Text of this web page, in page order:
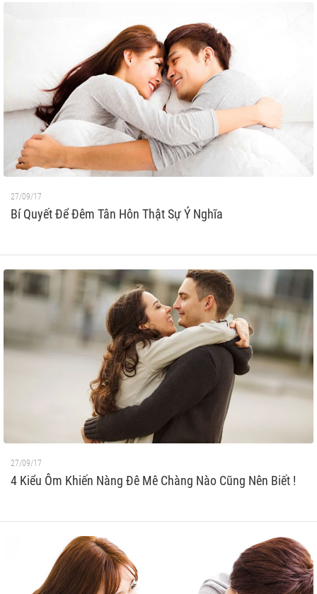
27/09/17
Bí Quyết Để Đêm Tân Hôn Thật Sự Ý Nghĩa
27/09/17
4 Kiểu Ôm Khiến Nàng Đê Mê Chàng Nào Cũng Nên Biết !